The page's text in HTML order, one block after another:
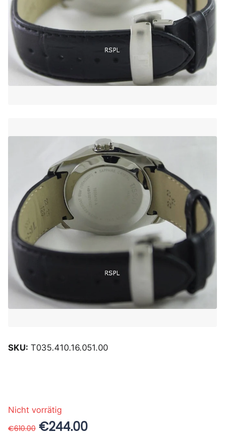
SKU: T035.410.16.051.00
Nicht vorrätig
€610.00 €244.00